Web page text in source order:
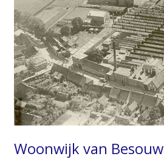
Woonwijk van Besouw